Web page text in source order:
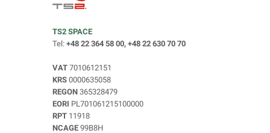
TS2 SPACE
Tel: +48 22 364 58 00, +48 22 630 70 70
VAT 7010612151
KRS 0000635058
REGON 365328479
EORI PL701061215100000
RPT 11918
NCAGE 99B8H